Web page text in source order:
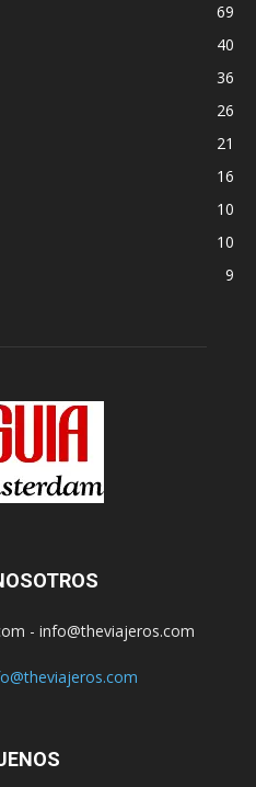
69
40
36
26
21
16
10
10
9
- info@theviajeros.com